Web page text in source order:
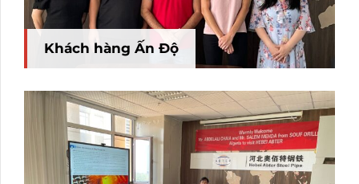
Khách hàng Ấn Độ